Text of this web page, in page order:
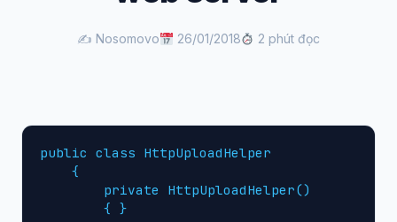
✍️ Nosomovo 26/01/2018 2 phút đọc
public class HttpUploadHelper
    {
        private HttpUploadHelper()
        { }